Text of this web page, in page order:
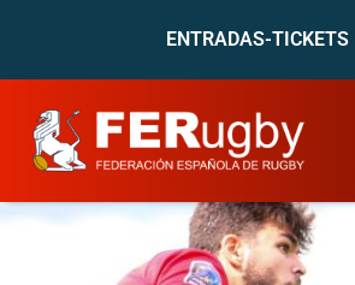
ENTRADAS-TICKETS